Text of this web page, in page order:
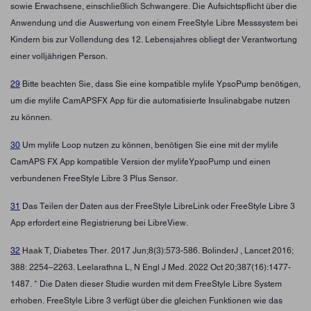
sowie Erwachsene, einschließlich Schwangere. Die Aufsichtspflicht über die
Anwendung und die Auswertung von einem FreeStyle Libre Messsystem bei
Kindern bis zur Vollendung des 12. Lebensjahres obliegt der Verantwortung
einer volljährigen Person.
29 Bitte beachten Sie, dass Sie eine kompatible mylife YpsoPump benötigen,
um die mylife CamAPSFX App für die automatisierte Insulinabgabe nutzen
zu können.
30 Um mylife Loop nutzen zu können, benötigen Sie eine mit der mylife
CamAPS FX App kompatible Version der mylifeYpsoPump und einen
verbundenen FreeStyle Libre 3 Plus Sensor.
31 Das Teilen der Daten aus der FreeStyle LibreLink oder FreeStyle Libre 3
App erfordert eine Registrierung bei LibreView.
32 Haak T, Diabetes Ther. 2017 Jun;8(3):573-586. BolinderJ , Lancet 2016;
388: 2254–2263. Leelarathna L, N Engl J Med. 2022 Oct 20;387(16):1477-
1487. * Die Daten dieser Studie wurden mit dem FreeStyle Libre System
erhoben. FreeStyle Libre 3 verfügt über die gleichen Funktionen wie das